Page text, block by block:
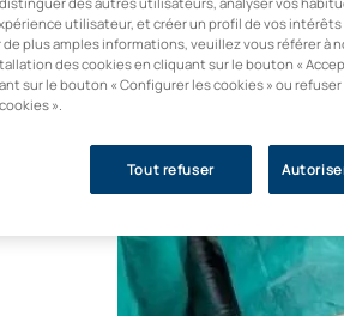
de
utilisateur, et créer un profil de vos
plus amples informations, veuillez vous référer à
des cookies en cliquant sur le bouton «
sur le bouton « Configurer les cookies » ou
».
Tout refuser